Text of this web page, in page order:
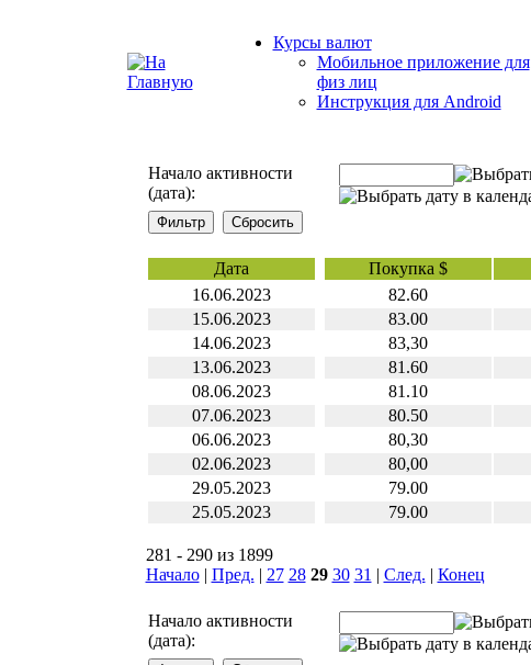
Курсы валют
Мобильное приложение для
физ лиц
Инструкция для Android
Начало активности
(дата):
Дата Покупка $
16.06.2023
82.60
15.06.2023
83.00
14.06.2023
83,30
13.06.2023
81.60
08.06.2023
81.10
07.06.2023
80.50
06.06.2023
80,30
02.06.2023
80,00
29.05.2023
79.00
25.05.2023
79.00
281 - 290 из 1899
Начало| Пред. | 27 28 29 30 31 | След. | Конец
Начало активности
(дата):